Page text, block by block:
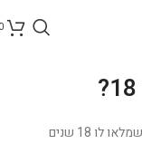
הכניסה והרכישה בחנות האתר מיועדת למי שמלאו לו 18 שנים